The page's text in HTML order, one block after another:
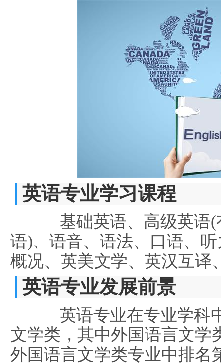
英语专业学习课程
基础英语、高级英语(
语)、语音、语法、口语、
概况、英美文学、英汉互译
英语专业发展前景
英语专业在专业学科
文学类，其中外国语言文学
外国语言文学类专业中排名